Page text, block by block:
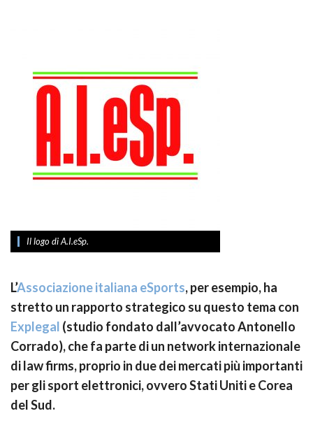
Il logo di A.I.eSp.
L’Associazione italiana eSports, per esempio, ha
stretto un rapporto strategico su questo tema con
Explegal (studio fondato dall’avvocato Antonello
Corrado), che fa parte di un network internazionale
di law firms, proprio in due dei mercati più importanti
per gli sport elettronici, ovvero Stati Uniti e Corea
del Sud.